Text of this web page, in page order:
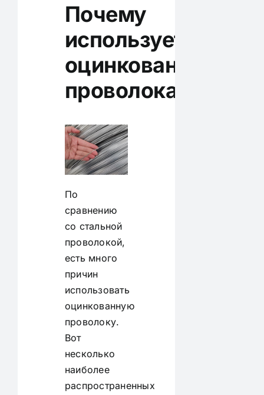
Почему
используется
оцинкованная
проволока?
По
сравнению
со стальной
проволокой,
есть много
причин
использовать
оцинкованную
проволоку.
Вот
несколько
наиболее
распространенных